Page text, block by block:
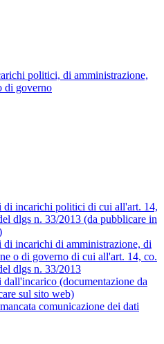
politici, di amministrazione,
di governo
di incarichi politici di cui all'art. 14,
dlgs n. 33/2013 (da pubblicare in
di incarichi di amministrazione, di
o di governo di cui all'art. 14, co.
dlgs n. 33/2013
dall'incarico (documentazione da
sul sito web)
comunicazione dei dati